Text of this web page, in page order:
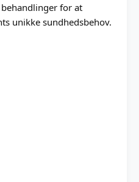
for at
unikke sundhedsbehov.